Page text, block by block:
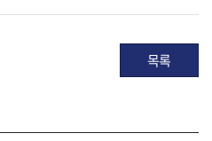
목록